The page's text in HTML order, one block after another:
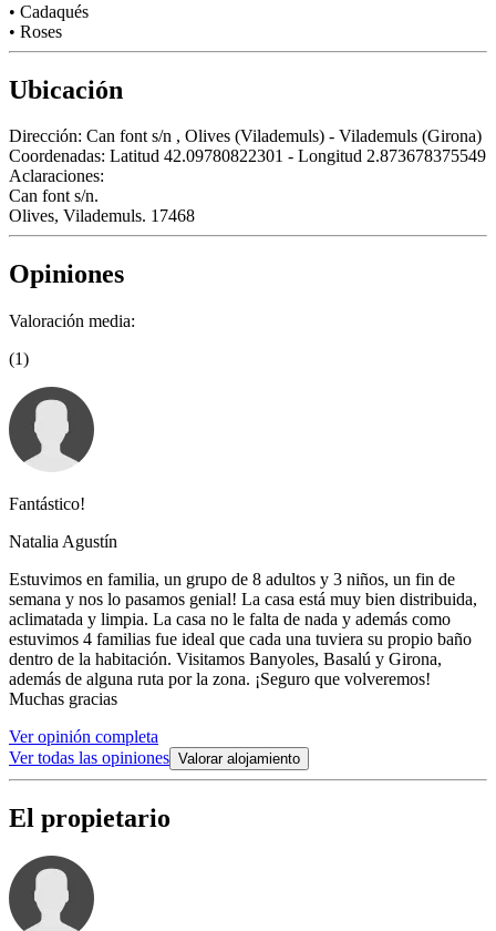
• Cadaqués
• Roses
Ubicación
Dirección: Can font s/n , Olives (Vilademuls) - Vilademuls (Girona)
Coordenadas: Latitud 42.09780822301 - Longitud 2.873678375549
Aclaraciones:
Can font s/n.
Olives, Vilademuls. 17468
Opiniones
Valoración media:
(1)
Fantástico!
Natalia Agustín
Estuvimos en familia, un grupo de 8 adultos y 3 niños, un fin de
semana y nos lo pasamos genial! La casa está muy bien distribuida,
aclimatada y limpia. La casa no le falta de nada y además como
estuvimos 4 familias fue ideal que cada una tuviera su propio baño
dentro de la habitación. Visitamos Banyoles, Basalú y Girona,
además de alguna ruta por la zona. ¡Seguro que volveremos!
Muchas gracias
Ver opinión completa
Ver todas las opiniones Valorar alojamiento
El propietario